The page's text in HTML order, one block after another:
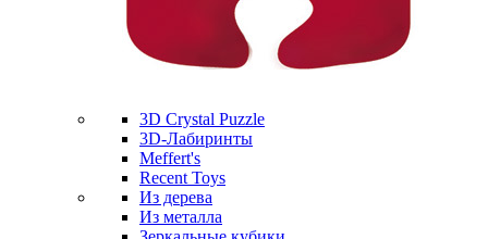
3D Crystal Puzzle
3D-Лабиринты
Meffert's
Recent Toys
Из дерева
Из металла